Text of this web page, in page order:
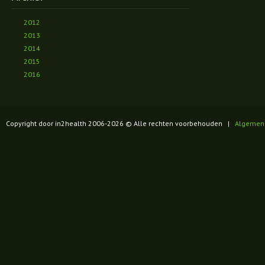
2012
2013
2014
2015
2016
Copyright door in2health 2006-2026 © Alle rechten voorbehouden |